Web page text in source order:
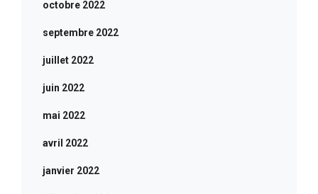
octobre 2022
septembre 2022
juillet 2022
juin 2022
mai 2022
avril 2022
janvier 2022